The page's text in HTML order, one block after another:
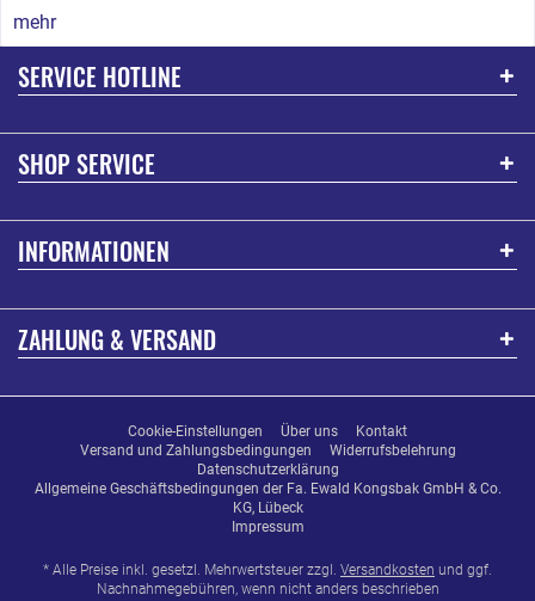
mehr
SERVICE HOTLINE
SHOP SERVICE
INFORMATIONEN
ZAHLUNG & VERSAND
Cookie-Einstellungen Über uns
Kontakt
Versand und Zahlungsbedingungen
Widerrufsbelehrung
Datenschutzerklärung
Allgemeine Geschäftsbedingungen der Fa. Ewald Kongsbak GmbH & Co.
KG, Lübeck
Impressum
* Alle Preise inkl. gesetzl. Mehrwertsteuer zzgl. Versandkosten und ggf.
Nachnahmegebühren, wenn nicht anders beschrieben